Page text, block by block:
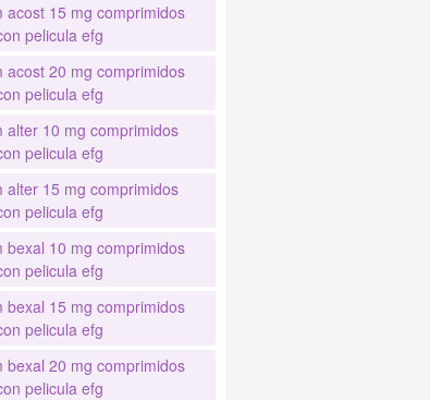
acost 15 mg comprimidos
pelicula efg
acost 20 mg comprimidos
pelicula efg
alter 10 mg comprimidos
pelicula efg
alter 15 mg comprimidos
pelicula efg
bexal 10 mg comprimidos
pelicula efg
bexal 15 mg comprimidos
pelicula efg
bexal 20 mg comprimidos
pelicula efg